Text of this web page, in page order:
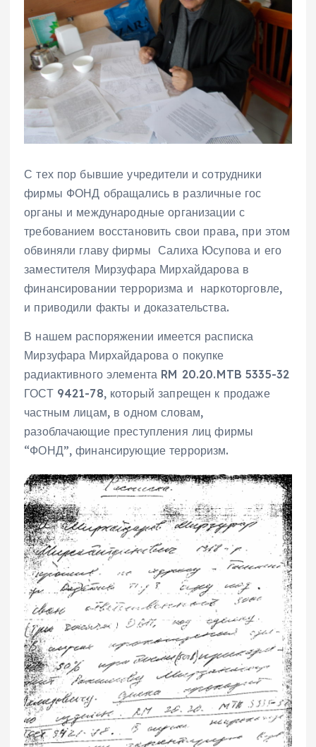
С тех пор бывшие учредители и сотрудники
фирмы ФОНД обращались в различные гос
органы и международные организации с
требованием восстановить свои права, при этом
обвиняли главу фирмы Салиха Юсупова и его
заместителя Мирзуфара Мирхайдарова в
финансировании терроризма и наркоторговле,
и приводили факты и доказательства.
В нашем распоряжении имеется расписка
Мирзуфара Мирхайдарова о покупке
радиактивного элемента RM 20.20.MTB 5335-32
ГОСТ 9421-78, который запрещен к продаже
частным лицам, в одном словам,
разоблачающие преступления лиц фирмы
“ФОНД”, финансирующие терроризм.